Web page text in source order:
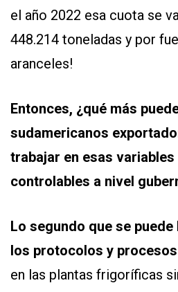
el año 2022 esa cuota se
448.214 toneladas y por
aranceles!
Entonces, ¿qué más
sudamericanos
trabajar en esas
controlables a nivel
Lo segundo que se puede
los protocolos y
en las plantas frigoríficas